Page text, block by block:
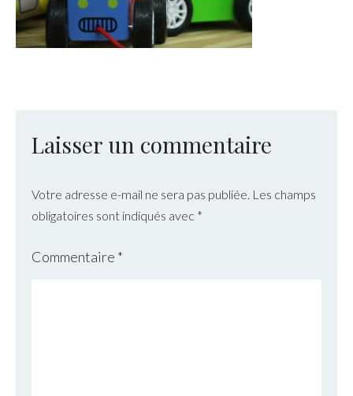
Laisser un commentaire
Votre adresse e-mail ne sera pas publiée. Les champs
obligatoires sont indiqués avec *
Commentaire *